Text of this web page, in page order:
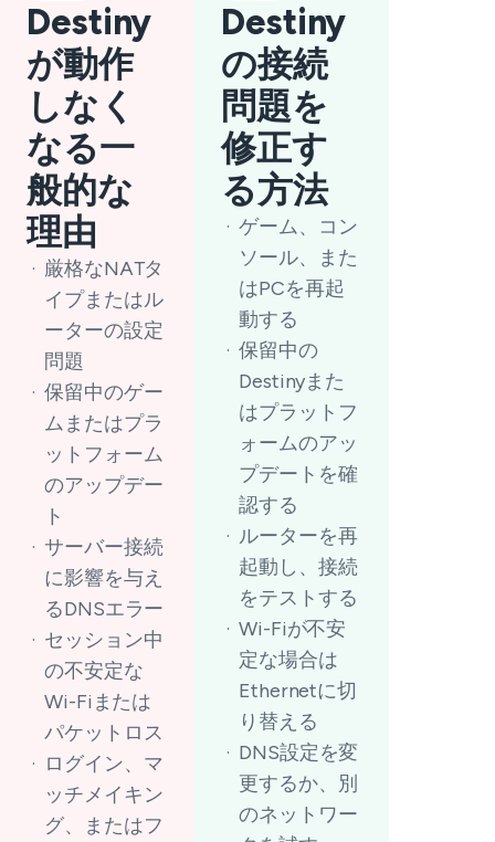
Destiny
が動作
しなく
なる一
般的な
理由
厳格なNATタ
イプまたはル
ーターの設定
問題
保留中のゲー
ムまたはプラ
ットフォーム
のアップデー
ト
サーバー接続
に影響を与え
るDNSエラー
セッション中
の不安定な
Wi-Fiまたは
パケットロス
ログイン、マ
ッチメイキン
グ、またはフ
Destiny
の接続
問題を
修正す
る方法
ゲーム、コン
ソール、また
はPCを再起
動する
保留中の
Destinyまた
はプラットフ
ォームのアッ
プデートを確
認する
ルーターを再
起動し、接続
をテストする
Wi-Fiが不安
定な場合は
Ethernetに切
り替える
DNS設定を変
更するか、別
のネットワー